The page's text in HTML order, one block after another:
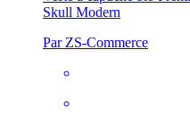
Skull Modern
Par ZS-Commerce